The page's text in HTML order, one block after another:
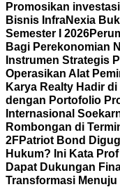
Promosikan
Bisnis InfraNexia
Semester I 2026
Bagi Perekonomian
Instrumen Strategis
Operasikan Alat
Karya Realty Hadir
dengan Portofolio
Internasional
Rombongan di
2FPatriot Bond
Hukum? Ini Kata
Dapat Dukungan
Transformasi